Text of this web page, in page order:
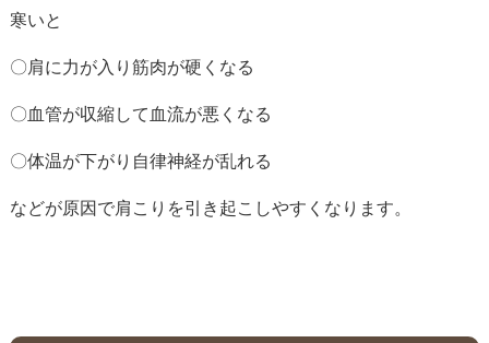
寒いと
〇肩に力が入り筋肉が硬くなる
〇血管が収縮して血流が悪くなる
〇体温が下がり自律神経が乱れる
などが原因で肩こりを引き起こしやすくなります。